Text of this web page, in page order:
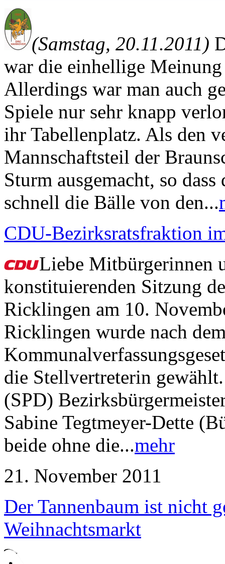
(Samstag, 20.11.2011)
war die einhellige Meinung
Allerdings war man auch
Spiele nur sehr knapp
ihr Tabellenplatz. Als den
Mannschaftsteil der
Sturm ausgemacht, so
schnell die Bälle von den...
CDU-Bezirksratsfraktion
Liebe Mitbürgerinnen
konstituierenden Sitzung
Ricklingen am 10.
Ricklingen wurde nach
die Stellvertreterin
(SPD)
Sabine Tegtmeyer-Dette
beide ohne die...mehr
21. November 2011
Der Tannenbaum ist nicht
Weihnachtsmarkt